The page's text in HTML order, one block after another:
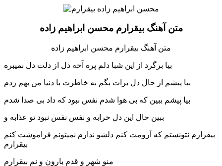
متن آهنگ بیقرارم محسن ابراهیم زاده
متن آهنگ بیقرارم محسن ابراهیم زاده
بیا برگرد از این شبا دلم پره آخه دل از دلت دل نمیبره
بیا پیشم از حال دل برات بگم به خاطرت با دنیا من بهم زدم
بیا پیشم ببین که بی هوا شدم نفس نبود که داد بی صدا شدم
ببین حال این دل خرابه و نفس نفس نبود تو عذابه و
بیقرارم نتونستم که آرومت کنم دلشو ندارم نمیتونم فراموشت کنم
بیقرارم
منو شهر و قدم بارون و نم بیقرارم